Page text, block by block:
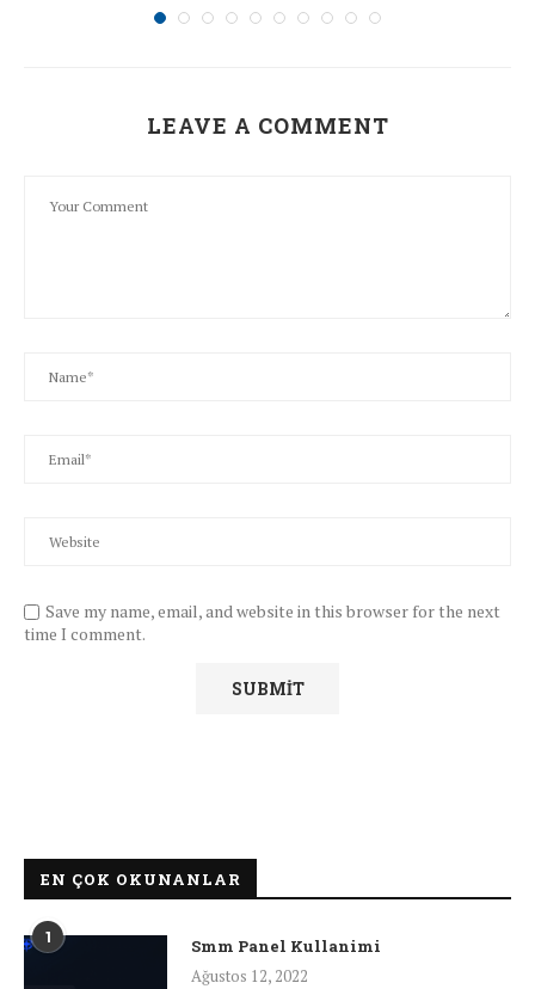
LEAVE A COMMENT
Save my name, email, and website in this browser for the next
time I comment.
EN ÇOK OKUNANLAR
1
Smm Panel Kullanimi
Ağustos 12, 2022